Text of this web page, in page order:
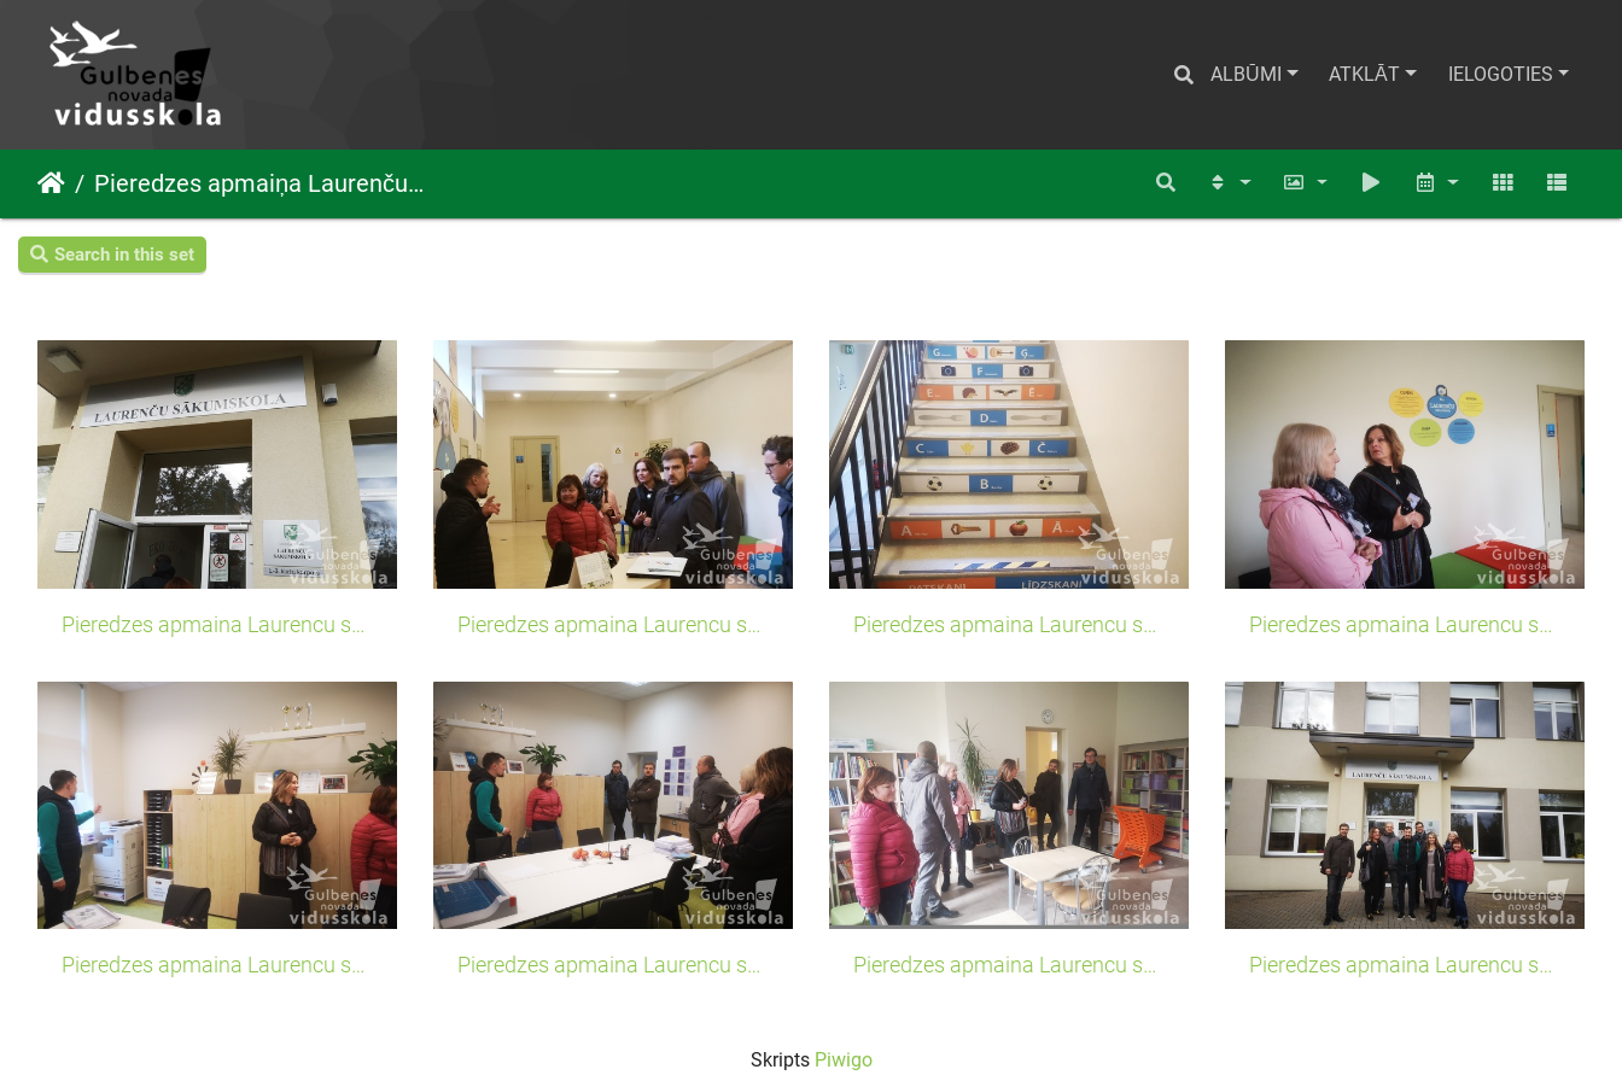
ALBŪMI ATKLĀT IELOGOTIES
Pieredzes apmaiņa Laurenču sākumskolā
Search in this set
Pieredzes apmaina Laurencu sakumskola1 Pieredzes apmaina Laurencu sakumskola2 Pieredzes apmaina Laurencu sakumskola3 Pieredzes apmaina Laurencu sakumskola4
Pieredzes apmaina Laurencu sakumskola5 Pieredzes apmaina Laurencu sakumskola6 Pieredzes apmaina Laurencu sakumskola7 Pieredzes apmaina Laurencu sakumskola8
Skripts Piwigo